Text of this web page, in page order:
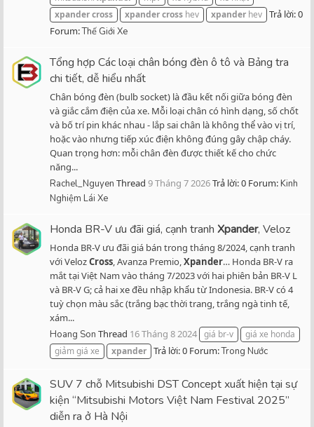
xpandercross xpandercross hev xpander hev Trả lời: 0
Forum:Thế Giới Xe
Tổng hợp Các loại chân bóng đèn ô tô và Bảng tra
chi tiết, dễ hiểu nhất
Chân bóng đèn (bulb socket) là đầu kết nối giữa bóng đèn
và giắc cắm điện của xe. Mỗi loại chân có hình dạng, số chốt
và bố trí pin khác nhau - lắp sai chân là không thể vào vị trí,
hoặc vào nhưng tiếp xúc điện không đúng gây chập cháy.
Quan trọng hơn: mỗi chân đèn được thiết kế cho chức
năng...
Rachel_Nguyen Thread 9 Tháng 7 2026Trả lời: 0 Forum:Kinh
Nghiệm Lái Xe
Honda BR-V ưu đãi giá, cạnh tranh Xpander, Veloz
Honda BR-V ưu đãi giá bán trong tháng 8/2024, cạnh tranh
với VelozCross, Avanza Premio,Xpander… Honda BR-V ra
mắt tại Việt Nam vào tháng 7/2023 với hai phiên bản BR-V L
và BR-V G; cả hai xe đều nhập khẩu từ Indonesia. BR-V có 4
tuỳ chọn màu sắc (trắng bạc thời trang, trắng ngà tinh tế,
xám...
Hoang Son Thread 16 Tháng 8 2024 giá br-v
giá xe honda
giảm giá xe
xpander Trả lời: 0 Forum:Trong Nước
SUV 7 chỗ Mitsubishi DST Concept xuất hiện tại sự
kiện “Mitsubishi Motors Việt Nam Festival 2025”
diễn ra ở Hà Nội